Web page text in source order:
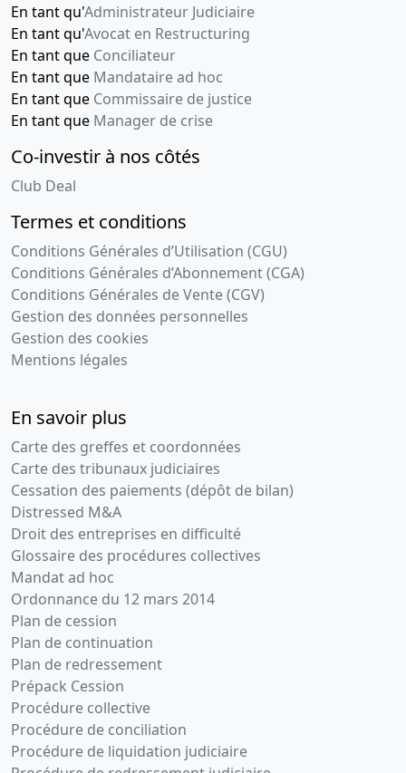
En tant qu'Administrateur Judiciaire
En tant qu'Avocat en Restructuring
En tant que Conciliateur
En tant que Mandataire ad hoc
En tant que Commissaire de justice
En tant que Manager de crise
Co-investir à nos côtés
Club Deal
Termes et conditions
Conditions Générales d’Utilisation (CGU)
Conditions Générales d’Abonnement (CGA)
Conditions Générales de Vente (CGV)
Gestion des données personnelles
Gestion des cookies
Mentions légales
En savoir plus
Carte des greffes et coordonnées
Carte des tribunaux judiciaires
Cessation des paiements (dépôt de bilan)
Distressed M&A
Droit des entreprises en difficulté
Glossaire des procédures collectives
Mandat ad hoc
Ordonnance du 12 mars 2014
Plan de cession
Plan de continuation
Plan de redressement
Prépack Cession
Procédure collective
Procédure de conciliation
Procédure de liquidation judiciaire